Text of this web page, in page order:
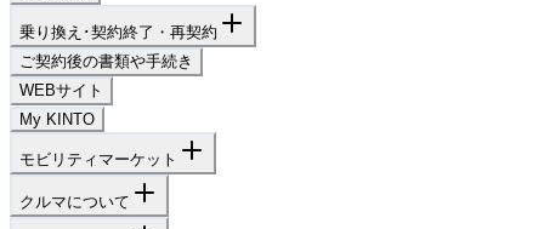
乗り換え･契約終了・再契約
ご契約後の書類や手続き
WEBサイト
My KINTO
モビリティマーケット
クルマについて